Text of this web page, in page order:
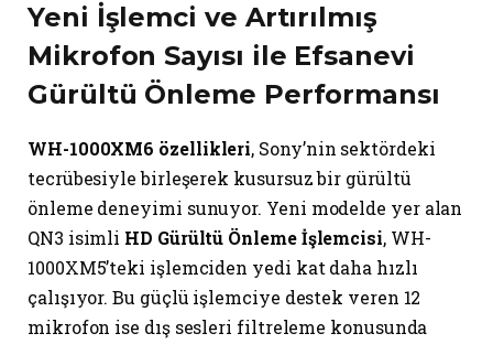
Yeni İşlemci ve Artırılmış
Mikrofon Sayısı ile Efsanevi
Gürültü Önleme Performansı
WH-1000XM6 özellikleri, Sony’nin sektördeki
tecrübesiyle birleşerek kusursuz bir gürültü
önleme deneyimi sunuyor. Yeni modelde yer alan
QN3 isimli HD Gürültü Önleme İşlemcisi, WH-
1000XM5’teki işlemciden yedi kat daha hızlı
çalışıyor. Bu güçlü işlemciye destek veren 12
mikrofon ise dış sesleri filtreleme konusunda